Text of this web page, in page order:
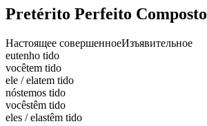
Pretérito Perfeito Composto
Настоящее совершенноеИзъявительное
eutenho tido
vocêtem tido
ele / elatem tido
nóstemos tido
vocêstêm tido
eles / elastêm tido